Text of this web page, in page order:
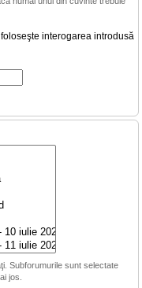
interogarea introdusă
Subforumurile sunt selectate
jos.